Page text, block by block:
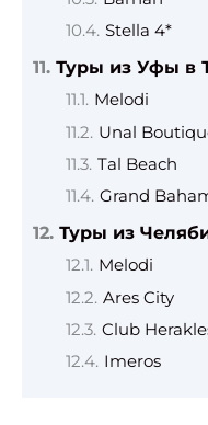
Stella 4*
Туры из Уфы в
Melodi
Unal
Tal Beach
Grand
Туры из
Melodi
Ares City
Club
Imeros